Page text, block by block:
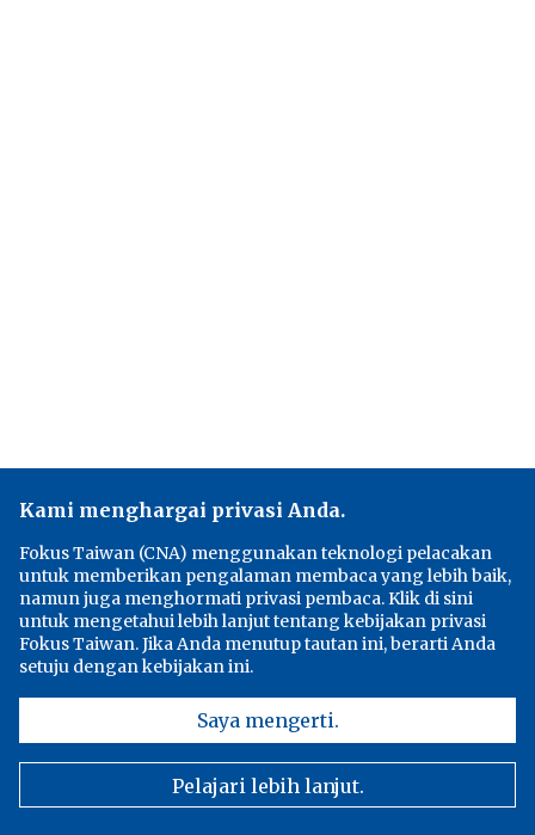
Kami menghargai privasi Anda.
Fokus Taiwan (CNA) menggunakan teknologi pelacakan
untuk memberikan pengalaman membaca yang lebih baik,
namun juga menghormati privasi pembaca. Klik di sini
untuk mengetahui lebih lanjut tentang kebijakan privasi
Fokus Taiwan. Jika Anda menutup tautan ini, berarti Anda
setuju dengan kebijakan ini.
Saya mengerti.
Pelajari lebih lanjut.